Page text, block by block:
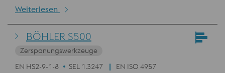
Weiterlesen
BÖHLER S500
Zerspanungswerkzeuge
EN HS2-9-1-8
SEL 1.3247 EN ISO 4957